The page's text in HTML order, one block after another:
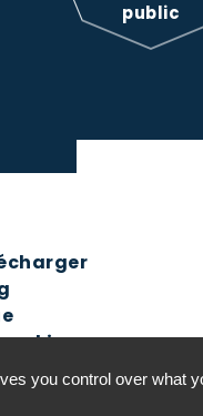
public
- Tous droits
you control over what